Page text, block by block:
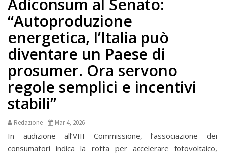
“Autoproduzione
energetica, l’Italia può
diventare un Paese di
prosumer. Ora servono
regole semplici e incentivi
stabili”
Redazione Mar 4, 2026
In audizione all’VIII Commissione, l’associazione dei
consumatori indica la rotta per accelerare fotovoltaico,